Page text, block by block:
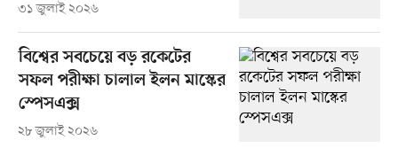
৩১ জুলাই ২০২৬
বিশ্বের সবচেয়ে বড় রকেটের
সফল পরীক্ষা চালাল ইলন মাস্কের
স্পেসএক্স
২৮ জুলাই ২০২৬